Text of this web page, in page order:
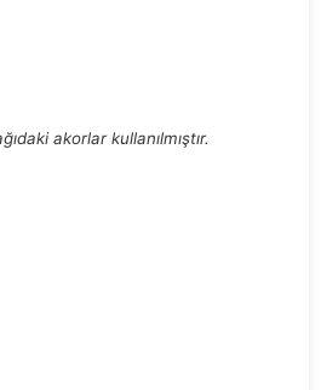
akorlar kullanılmıştır.